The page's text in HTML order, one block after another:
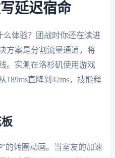
延迟宿命
么体验？团战时你还在读进
方案是分割流量通道，将
。实测在洛杉矶使用游戏
直降到42ms，技能释
的转圈动画。当室友的加速